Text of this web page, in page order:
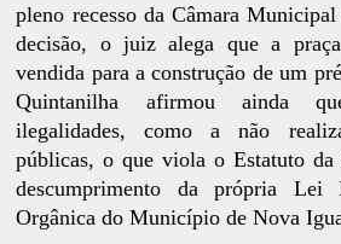
pleno recesso da Câmara
decisão, o juiz alega que a
vendida para a construção de um
Quintanilha afirmou ainda
ilegalidades, como a não
públicas, o que viola o Estatuto
descumprimento da própria
Orgânica do Município de Nova